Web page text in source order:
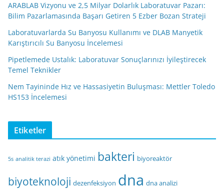
ARABLAB Vizyonu ve 2,5 Milyar Dolarlık Laboratuvar Pazarı:
Bilim Pazarlamasında Başarı Getiren 5 Ezber Bozan Strateji
Laboratuvarlarda Su Banyosu Kullanımı ve DLAB Manyetik
Karıştırıcılı Su Banyosu İncelemesi
Pipetlemede Ustalık: Laboratuvar Sonuçlarınızı İyileştirecek
Temel Teknikler
Nem Tayininde Hız ve Hassasiyetin Buluşması: Mettler Toledo
HS153 İncelemesi
Etiketler
5s analitik terazi atık yönetimi bakteri biyoreaktör
biyoteknoloji dezenfeksiyon dna dna analizi